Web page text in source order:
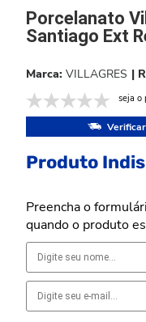
Porcelanato
Santiago Ext
VILLAGRES
seja o
Produto
Preencha o
quando o produto